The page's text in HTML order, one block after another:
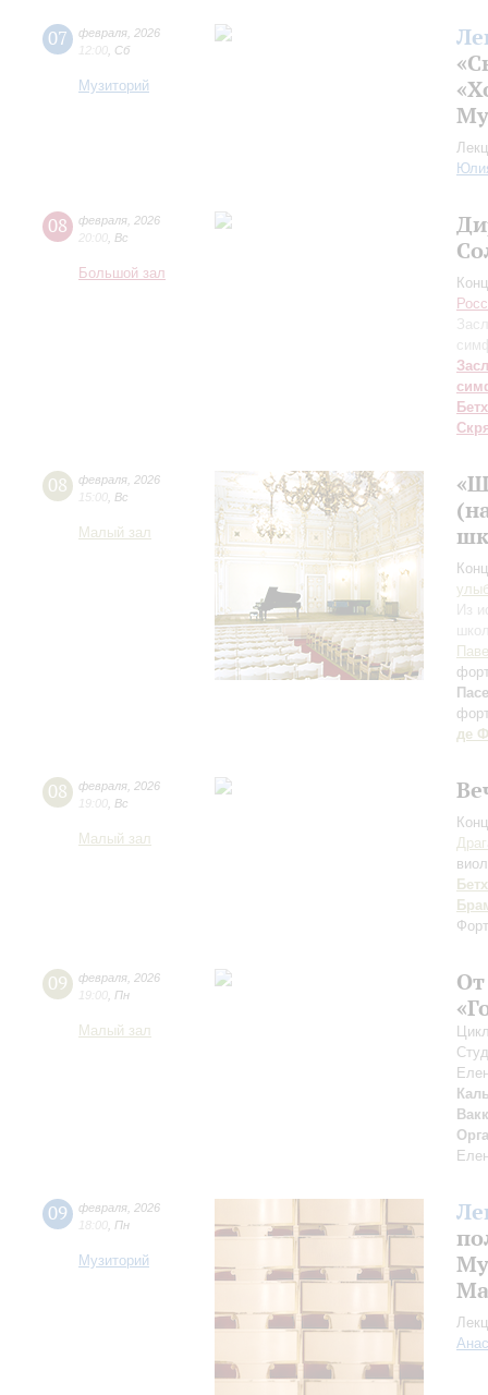
07 февраля 2026
12:00 Сб
Музиторий
08 февраля 2026
20:00 Вс
Большой зал
08 февраля 2026
15:00 Вс
Малый зал
Из
де
08 февраля 2026
19:00 Вс
Малый зал
09 февраля 2026
19:00 Пн
Малый зал
09 февраля 2026
18:00 Пн
Музиторий